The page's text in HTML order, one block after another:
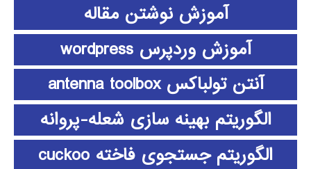
آموزش نوشتن مقاله
آموزش وردپرس wordpress
آنتن تولباکس antenna toolbox
الگوریتم بهینه سازی شعله-پروانه
الگوریتم جستجوی فاخته cuckoo